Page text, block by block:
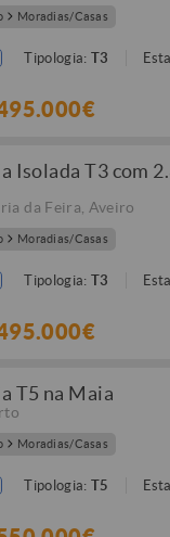
Moradias/Casas
Tipologia: T3
Isolada T3 com
da Feira Aveiro
Moradias/Casas
Tipologia: T3
T5 na Maia
Moradias/Casas
Tipologia: T5